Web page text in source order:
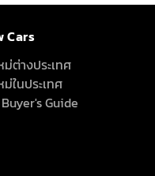
Cars
ม่ต่างประเทศ
ม่ในประเทศ
Guide